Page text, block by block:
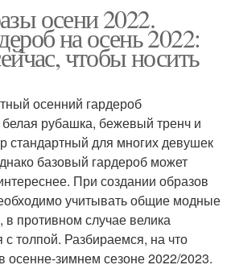
осени 2022.
на осень 2022:
чтобы носить
осенний гардероб
белая рубашка, бежевый тренч и
стандартный для многих девушек
базовый гардероб может
При создании образов
учитывать общие модные
противном случае велика
с толпой. Разбираемся, на что
осенне-зимнем сезоне 2022/2023.